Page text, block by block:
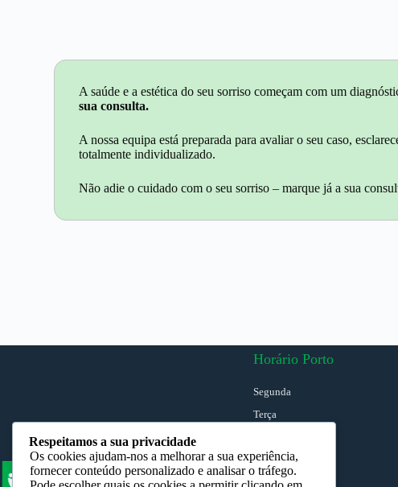
A saúde e a estética do seu sorriso começam com um
sua consulta.
A nossa equipa está preparada para avaliar o seu caso,
totalmente individualizado.
Não adie o cuidado com o seu sorriso – marque já a sua
Horário Porto
Segunda
Terça
Quinta
Sexta
Respeitamos a sua privacidade
Os cookies ajudam-nos a melhorar a sua experiência,
fornecer conteúdo personalizado e analisar o tráfego.